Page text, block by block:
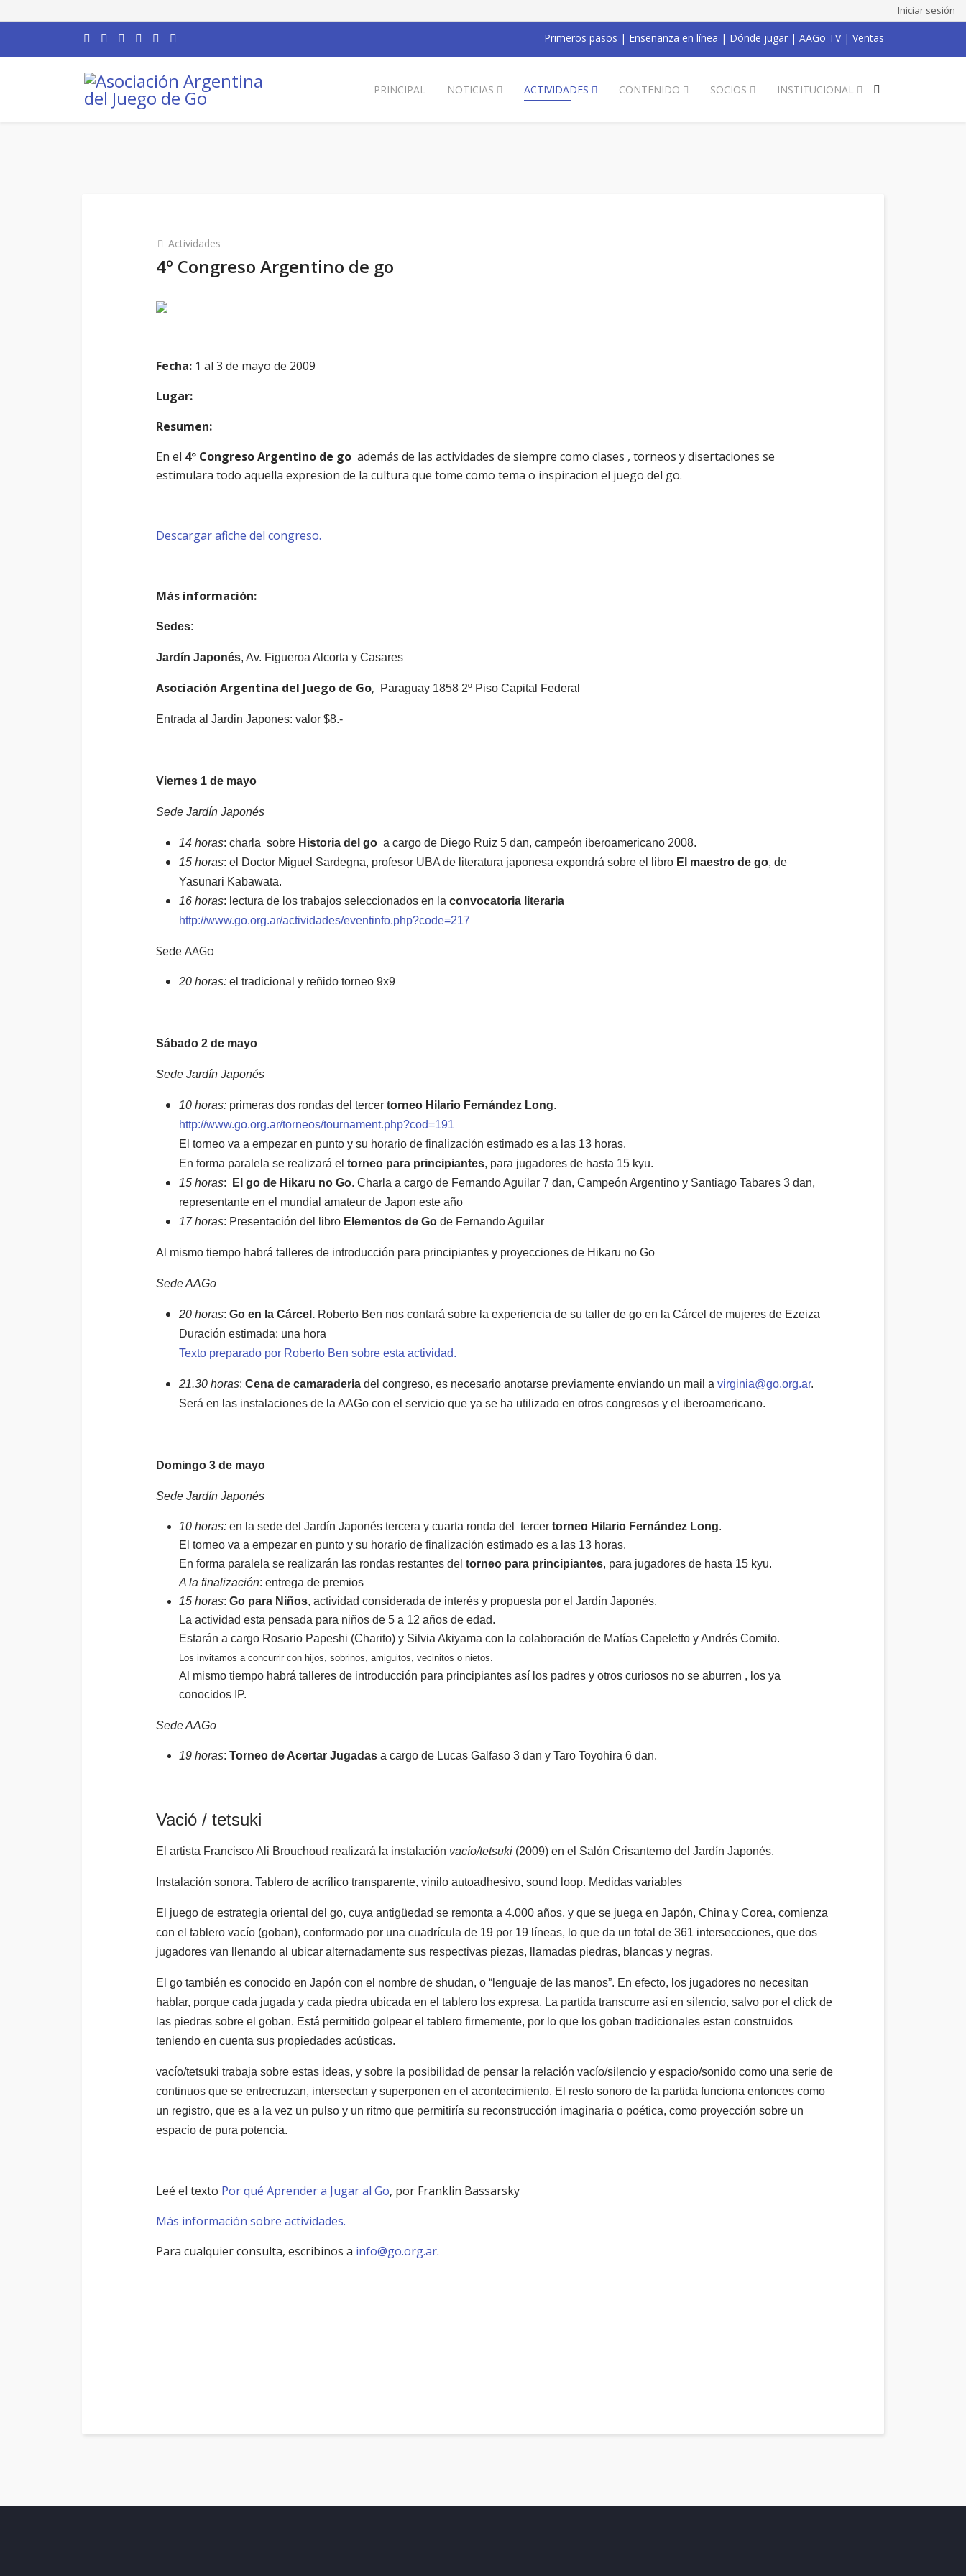
Iniciar sesión
Primeros pasos | Enseñanza en línea | Dónde jugar | AAGo TV| Ventas
PRINCIPAL NOTICIAS ACTIVIDADES CONTENIDO SOCIOS INSTITUCIONAL
Actividades
4º Congreso Argentino de go
Fecha: 1 al 3 de mayo de 2009
Lugar:
Resumen:
En el 4º Congreso Argentino de go además de las actividades de siempre como clases , torneos y disertaciones se
estimulara todo aquella expresion de la cultura que tome como tema o inspiracion el juego del go.
Descargar afiche del congreso.
Más información:
Sedes:
Jardín Japonés, Av. Figueroa Alcorta y Casares
Asociación Argentina del Juego de Go, Paraguay 1858 2º Piso Capital Federal
Entrada al Jardin Japones: valor $8.-
Viernes 1 de mayo
Sede Jardín Japonés
14 horas: charla sobre Historia del go a cargo de Diego Ruiz 5 dan, campeón iberoamericano 2008.
15 horas: el Doctor Miguel Sardegna, profesor UBA de literatura japonesa expondrá sobre el libro El maestro de go, de
Yasunari Kabawata.
16 horas: lectura de los trabajos seleccionados en la convocatoria literaria
http://www.go.org.ar/actividades/eventinfo.php?code=217
Sede AAGo
20 horas: el tradicional y reñido torneo 9x9
Sábado 2 de mayo
Sede Jardín Japonés
10 horas: primeras dos rondas del tercer torneo Hilario Fernández Long.
http://www.go.org.ar/torneos/tournament.php?cod=191
El torneo va a empezar en punto y su horario de finalización estimado es a las 13 horas.
En forma paralela se realizará el torneo para principiantes, para jugadores de hasta 15 kyu.
15 horas: El go de Hikaru no Go. Charla a cargo de Fernando Aguilar 7 dan, Campeón Argentino y Santiago Tabares 3 dan,
representante en el mundial amateur de Japon este año
17 horas: Presentación del libro Elementos de Go de Fernando Aguilar
Al mismo tiempo habrá talleres de introducción para principiantes y proyecciones de Hikaru no Go
Sede AAGo
20 horas: Go en la Cárcel. Roberto Ben nos contará sobre la experiencia de su taller de go en la Cárcel de mujeres de Ezeiza
Duración estimada: una hora
Texto preparado por Roberto Ben sobre esta actividad.
21.30 horas: Cena de camaraderia del congreso, es necesario anotarse previamente enviando un mail a virginia@go.org.ar.
Será en las instalaciones de la AAGo con el servicio que ya se ha utilizado en otros congresos y el iberoamericano.
Domingo 3 de mayo
Sede Jardín Japonés
10 horas: en la sede del Jardín Japonés tercera y cuarta ronda del tercer torneo Hilario Fernández Long.
El torneo va a empezar en punto y su horario de finalización estimado es a las 13 horas.
En forma paralela se realizarán las rondas restantes del torneo para principiantes, para jugadores de hasta 15 kyu.
A la finalización: entrega de premios
15 horas: Go para Niños, actividad considerada de interés y propuesta por el Jardín Japonés.
La actividad esta pensada para niños de 5 a 12 años de edad.
Estarán a cargo Rosario Papeshi (Charito) y Silvia Akiyama con la colaboración de Matías Capeletto y Andrés Comito.
Los invitamos a concurrir con hijos, sobrinos, amiguitos, vecinitos o nietos.
Al mismo tiempo habrá talleres de introducción para principiantes así los padres y otros curiosos no se aburren , los ya
conocidos IP.
Sede AAGo
19 horas: Torneo de Acertar Jugadas a cargo de Lucas Galfaso 3 dan y Taro Toyohira 6 dan.
Vació / tetsuki
El artista Francisco Ali Brouchoud realizará la instalación vacío/tetsuki (2009) en el Salón Crisantemo del Jardín Japonés.
Instalación sonora. Tablero de acrílico transparente, vinilo autoadhesivo, sound loop. Medidas variables
El juego de estrategia oriental del go, cuya antigüedad se remonta a 4.000 años, y que se juega en Japón, China y Corea, comienza
con el tablero vacío (goban), conformado por una cuadrícula de 19 por 19 líneas, lo que da un total de 361 intersecciones, que dos
jugadores van llenando al ubicar alternadamente sus respectivas piezas, llamadas piedras, blancas y negras.
El go también es conocido en Japón con el nombre de shudan, o “lenguaje de las manos”. En efecto, los jugadores no necesitan
hablar, porque cada jugada y cada piedra ubicada en el tablero los expresa. La partida transcurre así en silencio, salvo por el click de
las piedras sobre el goban. Está permitido golpear el tablero firmemente, por lo que los goban tradicionales estan construidos
teniendo en cuenta sus propiedades acústicas.
vacío/tetsuki trabaja sobre estas ideas, y sobre la posibilidad de pensar la relación vacío/silencio y espacio/sonido como una serie de
continuos que se entrecruzan, intersectan y superponen en el acontecimiento. El resto sonoro de la partida funciona entonces como
un registro, que es a la vez un pulso y un ritmo que permitiría su reconstrucción imaginaria o poética, como proyección sobre un
espacio de pura potencia.
Leé el texto Por qué Aprender a Jugar al Go, por Franklin Bassarsky
Más información sobre actividades.
Para cualquier consulta, escribinos a info@go.org.ar.